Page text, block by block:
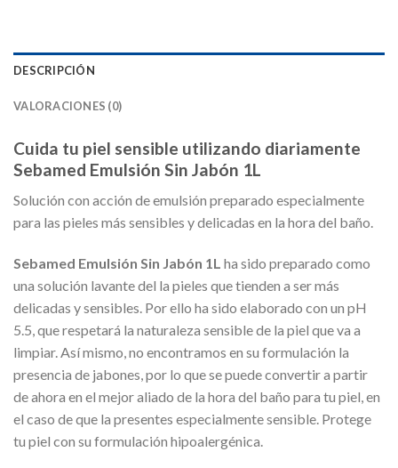
DESCRIPCIÓN
VALORACIONES (0)
Cuida tu piel sensible utilizando diariamente
Sebamed Emulsión Sin Jabón 1L
Solución con acción de emulsión preparado especialmente
para las pieles más sensibles y delicadas en la hora del baño.
Sebamed Emulsión Sin Jabón 1L ha sido preparado como
una solución lavante del la pieles que tienden a ser más
delicadas y sensibles. Por ello ha sido elaborado con un pH
5.5, que respetará la naturaleza sensible de la piel que va a
limpiar. Así mismo, no encontramos en su formulación la
presencia de jabones, por lo que se puede convertir a partir
de ahora en el mejor aliado de la hora del baño para tu piel, en
el caso de que la presentes especialmente sensible. Protege
tu piel con su formulación hipoalergénica.